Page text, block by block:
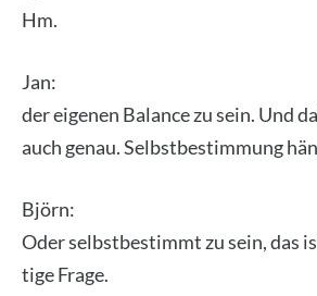
Hm.
Jan:
der eige­nen Balan­ce zu sein. Und
auch genau. Selbst­be­stim­mung
Björn:
Oder selbst­be­stimmt zu sein, das
ti­ge Fra­ge.